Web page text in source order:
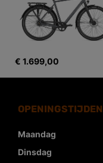
€ 1.699,00
OPENINGSTIJDEN
Maandag
Dinsdag